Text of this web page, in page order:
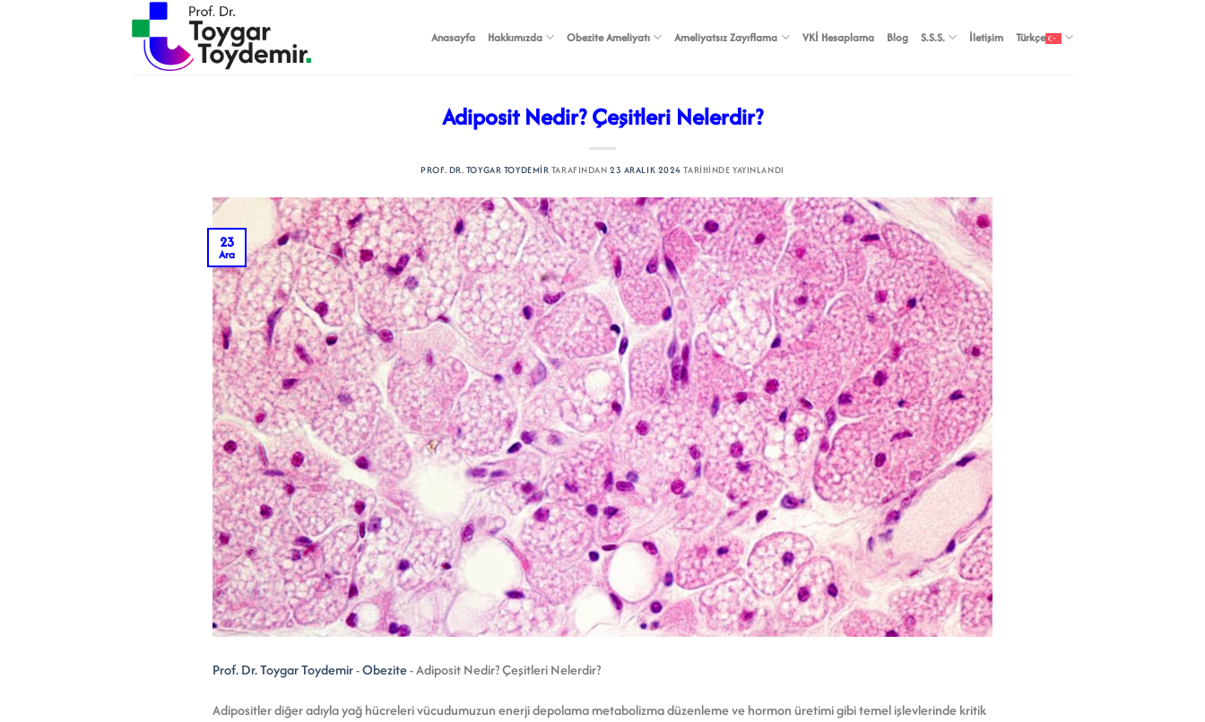
Anasayfa Hakkımızda Obezite Ameliyatı Ameliyatsız Zayıflama VKİ Hesaplama Blog S.S.S. İletişim Türkçe
Adiposit Nedir? Çeşitleri Nelerdir?
PROF. DR. TOYGAR TOYDEMIR TARAFINDAN 23 ARALIK 2024 TARIHINDE YAYINLANDI
23
Ara
Prof. Dr. Toygar Toydemir-Obezite-Adiposit Nedir? Çeşitleri Nelerdir?
Adipositler diğer adıyla yağ hücreleri vücudumuzun enerji depolama metabolizma düzenleme ve hormon üretimi gibi temel işlevlerinde kritik